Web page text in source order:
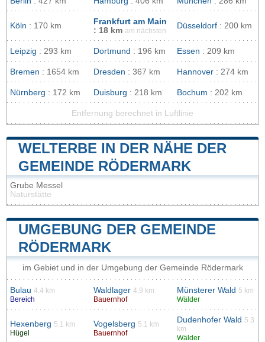
Köln : 170 km
Frankfurt am Main
: 18 km am nächsten
Düsseldorf : 200 km
Leipzig : 293 km Dortmund : 196 km Essen : 209 km
Bremen : 1654 km Dresden : 367 km Hannover : 274 km
Nürnberg : 172 km Duisburg : 218 km Bochum : 202 km
Entfernung berechnet in Luftlinie
WELTERBE IN DER NÄHE DER
GEMEINDE RÖDERMARK
Grube Messel
Naturstätte
UMGEBUNG DER GEMEINDE
RÖDERMARK
im Gebiet und in der Umgebung der Gemeinde Rödermark
Bulau 4.4 km
Bereich
Waldlager 4.9 km
Bauernhof
Münsterer Wald 5 km
Wälder
Hexenberg 5.1 km
Hügel
Vogelsberg 5.1 km
Bauernhof
Dudenhofer Wald 5.3
km
Wälder